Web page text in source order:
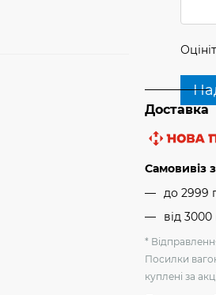
Доставка
Самовивіз
до 2999
від 3000
*
Посилки
куплені за